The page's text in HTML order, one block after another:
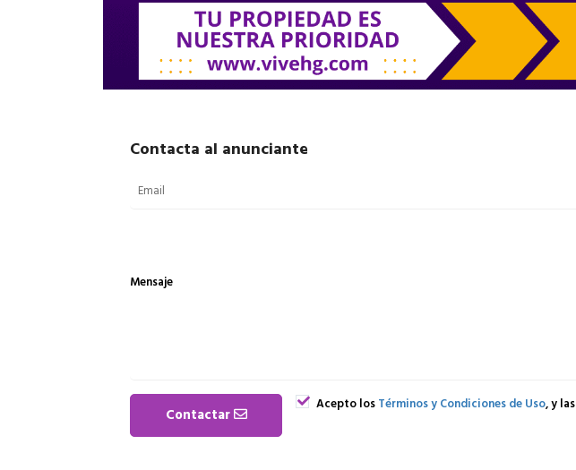
Contacta al anunciante
Mensaje
Acepto losTérminos y Condiciones de Uso, y las
Contactar